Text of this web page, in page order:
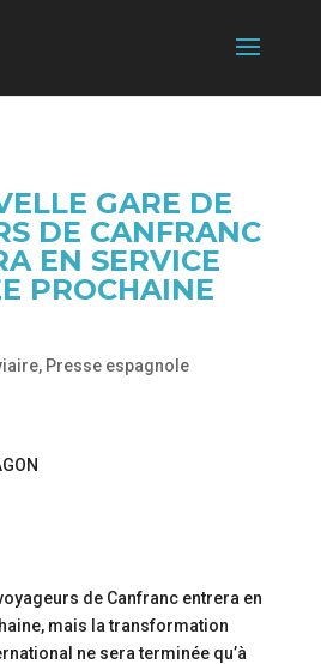
GARE DE
DE CANFRANC
EN SERVICE
PROCHAINE
, Presse espagnole
de Canfranc entrera en
mais la transformation
ne sera terminée qu’à